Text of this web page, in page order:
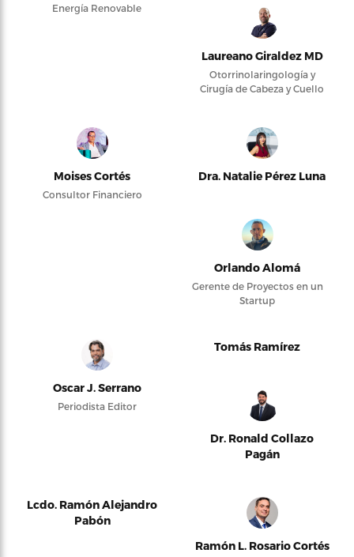
Energía Renovable
Laureano Giraldez MD
Otorrinolaringología y
Cirugía de Cabeza y Cuello
Moises Cortés
Consultor Financiero
Dra. Natalie Pérez Luna
Orlando Alomá
Gerente de Proyectos en un
Startup
Oscar J. Serrano
Periodista Editor
Tomás Ramírez
Dr. Ronald Collazo
Pagán
Lcdo. Ramón Alejandro
Pabón
Ramón L. Rosario Cortés